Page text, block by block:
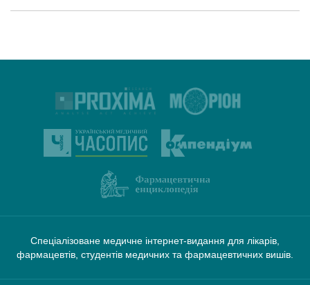
Спеціалізоване медичне інтернет-видання для лікарів,
фармацевтів, студентів медичних та фармацевтичних вишів.